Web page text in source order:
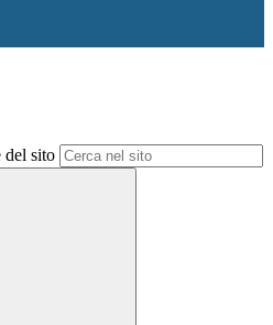
del sito